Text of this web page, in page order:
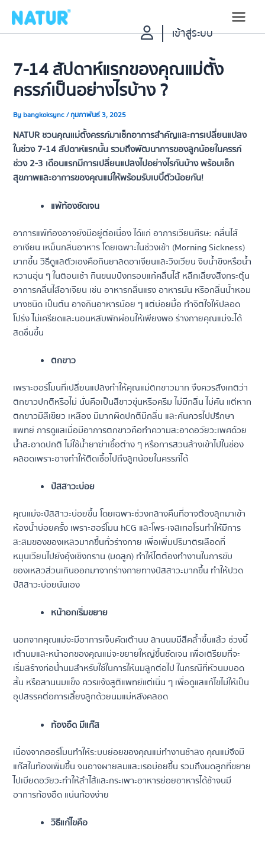
content
Main
7-14 สัปดาห์แรกของคุณแม่ตั้ง
ครรภ์เป็นอย่างไรบ้าง ?
Bybangkoksync/กุมภาพันธ์ 3, 2025
NATUR ชวนคุณแม่ตั้งครรภ์มาเช็กอาการสำคัญและการเปลี่ยนแปลง
ในช่วง 7-14 สัปดาห์แรกนั้น รวมถึงพัฒนาการของลูกน้อยในครรภ์
ช่วง 2-3 เดือนแรกมีการเปลี่ยนแปลงไปอย่างไรกันบ้าง พร้อมเช็ก
สุขภาพและอาการของคุณแม่ให้พร้อมรับเบบี๋ตัวน้อยกัน!
แพ้ท้องชัดเจน
อาการแพ้ท้องอาจยังมีอยู่ต่อเนื่อง ได้แก่ อาการเวียนศีรษะ คลื่นไส้
อาเจียน เหม็นกลิ่นอาหาร โดยเฉพาะในช่วงเช้า (Morning Sickness)
มากขึ้น วิธีดูแลตัวเองคือกินยาลดอาเจียนและวิงเวียน จิบน้ำขิงหรือน้ำ
หวานอุ่น ๆ ในตอนเช้า กินขนมปังกรอบแก้คลื่นไส้ หลีกเลี่ยงสิ่งกระตุ้น
อาการคลื่นไส้อาเจียน เช่น อาหารกลิ่นแรง อาหารมัน หรือกลิ่นน้ำหอม
บางชนิด เป็นต้น อาจกินอาหารน้อย ๆ แต่บ่อยมื้อ ทำจิตใจให้ปลอด
โปร่ง ไม่เครียดและนอนหลับพักผ่อนให้เพียงพอ ร่างกายคุณแม่จะได้
สดชื่นขึ้น
ตกขาว
เพราะฮอร์โมนที่เปลี่ยนแปลงทำให้คุณแม่ตกขาวมาก จึงควรสังเกตว่า
ตกขาวปกติหรือไม่ นั่นคือเป็นสีขาวขุ่นหรือครีม ไม่มีกลิ่น ไม่คัน แต่หาก
ตกขาวมีสีเขียว เหลือง มีมากผิดปกติมีกลิ่น และคันควรไปปรึกษา
แพทย์ การดูแลเมื่อมีอาการตกขาวคือทำความสะอาดอวัยวะเพศด้วย
น้ำสะอาดปกติ ไม่ใช้น้ำยาฆ่าเชื้อต่าง ๆ หรือการสวนล้างเข้าไปในช่อง
คลอดเพราะอาจทำให้ติดเชื้อไปถึงลูกน้อยในครรภ์ได้
ปัสสาวะบ่อย
คุณแม่จะปัสสาวะบ่อยขึ้น โดยเฉพาะช่วงกลางคืนที่อาจต้องลุกมาเข้า
ห้องน้ำบ่อยครั้ง เพราะฮอร์โมน hCG และโพร-เจสเทอโรนทำให้มีการ
สะสมของของเหลวมากขึ้นทั่วร่างกาย เพื่อเพิ่มปริมาตรเลือดที่
หมุนเวียนไปยังอุ้งเชิงกราน (มดลูก) ทำให้ไตต้องทำงานในการขับ
ของเหลวส่วนเกินออกมาจากร่างกายทางปัสสาวะมากขึ้น ทำให้ปวด
ปัสสาวะบ่อยนั่นเอง
หน้าอกเริ่มขยาย
นอกจากคุณแม่จะมีอาการเจ็บคัดเต้านม ลานนมมีสีคล้ำขึ้นแล้ว ช่วงนี้
เต้านมและหน้าอกของคุณแม่จะขยายใหญ่ขึ้นชัดเจน เพื่อเตรียมที่จะ
เริ่มสร้างท่อน้ำนมสำหรับใช้ในการให้นมลูกต่อไป ในกรณีที่หัวนมบอด
สั้น หรือลานนมแข็ง ควรแจ้งสูติแพทย์แต่เนิ่น ๆ เพื่อดูแลแก้ไขไม่ให้เป็น
อุปสรรคต่อการเลี้ยงลูกด้วยนมแม่หลังคลอด
ท้องอืด มีแก๊ส
เนื่องจากฮอร์โมนทำให้ระบบย่อยของคุณแม่ทำงานช้าลง คุณแม่จึงมี
แก๊สในท้องเพิ่มขึ้น จนอาจผายลมและเรอบ่อยขึ้น รวมถึงมดลูกที่ขยาย
ไปเบียดอวัยวะทำให้ลำไส้และกระเพาะอาหารย่อยอาหารได้ช้าจนมี
อาการท้องอืด แน่นท้องง่าย
วิธีแก้ไขคือ
เข้าสู่ระบบ